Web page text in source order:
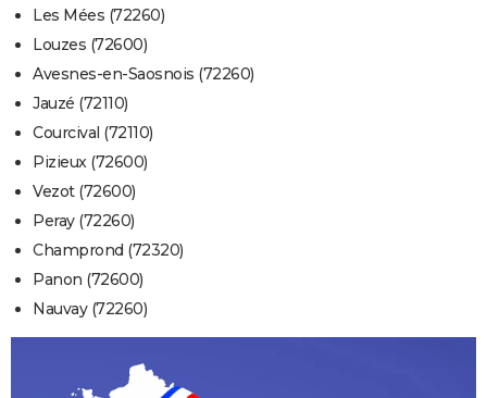
Les Mées (72260)
Louzes (72600)
Avesnes-en-Saosnois (72260)
Jauzé (72110)
Courcival (72110)
Pizieux (72600)
Vezot (72600)
Peray (72260)
Champrond (72320)
Panon (72600)
Nauvay (72260)